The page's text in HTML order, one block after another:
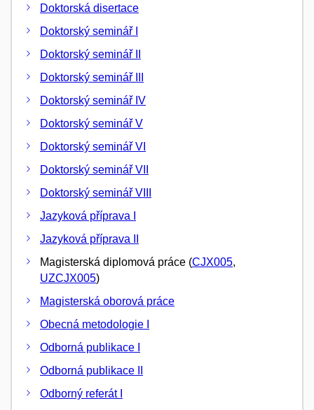
Doktorská disertace
Doktorský seminář I
Doktorský seminář II
Doktorský seminář III
Doktorský seminář IV
Doktorský seminář V
Doktorský seminář VI
Doktorský seminář VII
Doktorský seminář VIII
Jazyková příprava I
Jazyková příprava II
Magisterská diplomová práce (CJX005,
UZCJX005)
Magisterská oborová práce
Obecná metodologie I
Odborná publikace I
Odborná publikace II
Odborný referát I